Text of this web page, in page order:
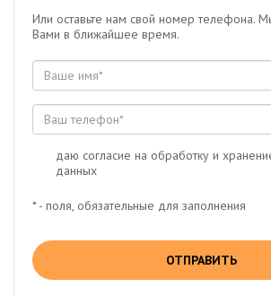
Или оставьте нам свой номер телефона.
Вами в ближайшее время.
даю согласие на обработку и
данных
* - поля, обязательные для заполнения